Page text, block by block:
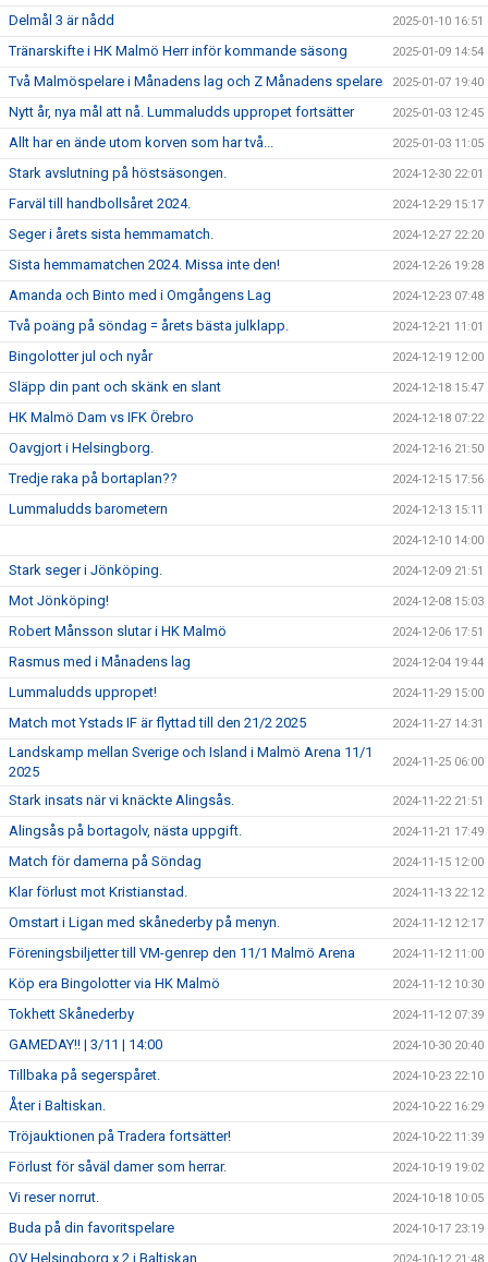
Delmål 3 är nådd 2025-01-10 16:51
Tränarskifte i HK Malmö Herr inför kommande säsong 2025-01-09 14:54
Två Malmöspelare i Månadens lag och Z Månadens spelare 2025-01-07 19:40
Nytt år, nya mål att nå. Lummaludds uppropet fortsätter 2025-01-03 12:45
Allt har en ände utom korven som har två... 2025-01-03 11:05
Stark avslutning på höstsäsongen. 2024-12-30 22:01
Farväl till handbollsåret 2024. 2024-12-29 15:17
Seger i årets sista hemmamatch. 2024-12-27 22:20
Sista hemmamatchen 2024. Missa inte den! 2024-12-26 19:28
Amanda och Binto med i Omgångens Lag 2024-12-23 07:48
Två poäng på söndag = årets bästa julklapp. 2024-12-21 11:01
Bingolotter jul och nyår 2024-12-19 12:00
Släpp din pant och skänk en slant 2024-12-18 15:47
HK Malmö Dam vs IFK Örebro 2024-12-18 07:22
Oavgjort i Helsingborg. 2024-12-16 21:50
Tredje raka på bortaplan?? 2024-12-15 17:56
Lummaludds barometern 2024-12-13 15:11
2024-12-10 14:00
Stark seger i Jönköping. 2024-12-09 21:51
Mot Jönköping! 2024-12-08 15:03
Robert Månsson slutar i HK Malmö 2024-12-06 17:51
Rasmus med i Månadens lag 2024-12-04 19:44
Lummaludds uppropet! 2024-11-29 15:00
Match mot Ystads IF är flyttad till den 21/2 2025 2024-11-27 14:31
Landskamp mellan Sverige och Island i Malmö Arena 11/1
2025
2024-11-25 06:00
Stark insats när vi knäckte Alingsås. 2024-11-22 21:51
Alingsås på bortagolv, nästa uppgift. 2024-11-21 17:49
Match för damerna på Söndag 2024-11-15 12:00
Klar förlust mot Kristianstad. 2024-11-13 22:12
Omstart i Ligan med skånederby på menyn. 2024-11-12 12:17
Föreningsbiljetter till VM-genrep den 11/1 Malmö Arena 2024-11-12 11:00
Köp era Bingolotter via HK Malmö 2024-11-12 10:30
Tokhett Skånederby 2024-11-12 07:39
GAMEDAY!! | 3/11 | 14:00 2024-10-30 20:40
Tillbaka på segerspåret. 2024-10-23 22:10
Åter i Baltiskan. 2024-10-22 16:29
Tröjauktionen på Tradera fortsätter! 2024-10-22 11:39
Förlust för såväl damer som herrar. 2024-10-19 19:02
Vi reser norrut. 2024-10-18 10:05
Buda på din favoritspelare 2024-10-17 23:19
OV Helsingborg x 2 i Baltiskan.